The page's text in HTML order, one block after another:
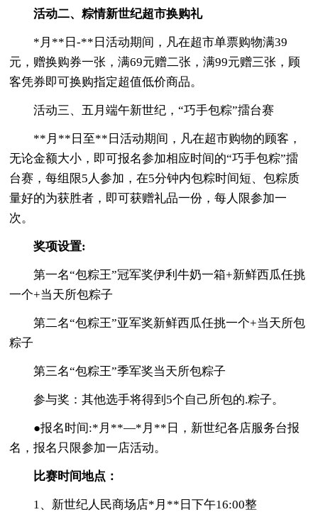
活动二、粽情新世纪超市换购礼
*月**日-**日活动期间，凡在超市单票购物满39
元，赠换购券一张，满69元赠二张，满99元赠三张，顾
客凭券即可换购指定超值低价商品。
活动三、五月端午新世纪，“巧手包粽”擂台赛
**月**日至**日活动期间，凡在超市购物的顾客，
无论金额大小，即可报名参加相应时间的“巧手包粽”擂
台赛，每组限5人参加，在5分钟内包粽时间短、包粽质
量好的为获胜者，即可获赠礼品一份，每人限参加一
次。
奖项设置:
第一名“包粽王”冠军奖伊利牛奶一箱+新鲜西瓜任挑
一个+当天所包粽子
第二名“包粽王”亚军奖新鲜西瓜任挑一个+当天所包
粽子
第三名“包粽王”季军奖当天所包粽子
参与奖：其他选手将得到5个自己所包的.粽子。
●报名时间:*月**—*月**日，新世纪各店服务台报
名，报名只限参加一店活动。
比赛时间地点：
1、新世纪人民商场店*月**日下午16:00整